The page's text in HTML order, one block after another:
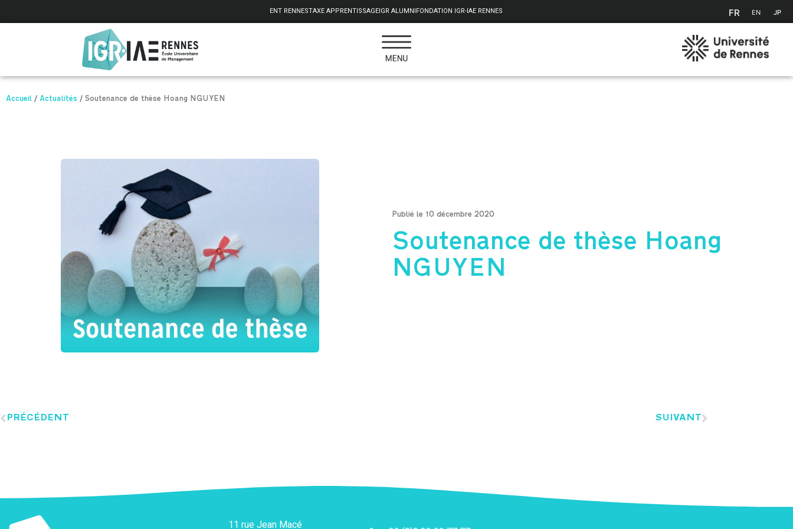
ENT RENNESTAXE APPRENTISSAGEIGR ALUMNI FONDATION IGR-IAE RENNES FR EN JP
Accueil / Actualités / Soutenance de thèse Hoang NGUYEN
Publié le 10 décembre 2020
Soutenance de thèse Hoang
NGUYEN
PRÉCÉDENT SUIVANT
11 rue Jean Macé